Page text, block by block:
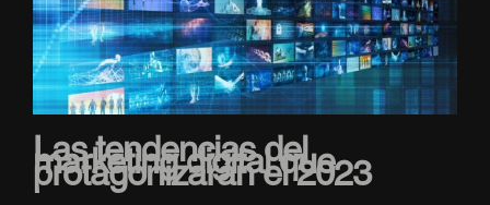
del
Mobile
de
Milán
Las tendencias del
marketing digital que
protagonizarán el 2023